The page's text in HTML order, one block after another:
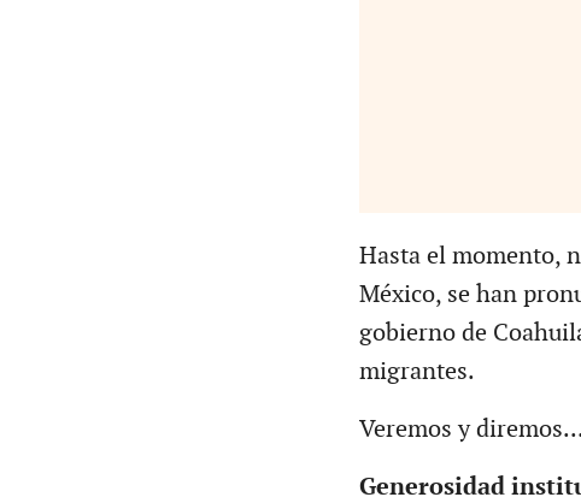
Hasta el momento,
México, se han
gobierno de
migrantes.
Veremos y
Generosidad